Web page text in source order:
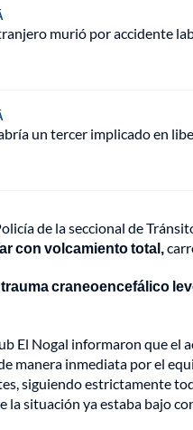
murió por accidente
un tercer implicado en
de la seccional de
con volcamiento total,
trauma craneoencefálico
El Nogal informaron que el
manera inmediata por el
siguiendo estrictamente
la situación ya estaba bajo